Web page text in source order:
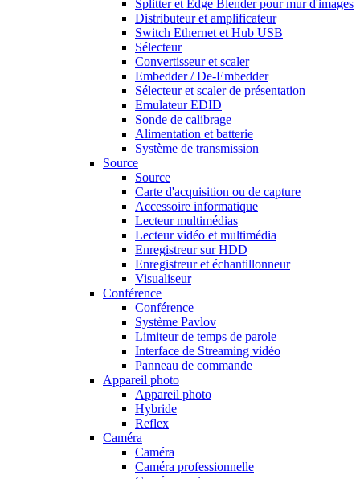
Splitter et Edge Blender pour mur d'images
Distributeur et amplificateur
Switch Ethernet et Hub USB
Sélecteur
Convertisseur et scaler
Embedder / De-Embedder
Sélecteur et scaler de présentation
Emulateur EDID
Sonde de calibrage
Alimentation et batterie
Système de transmission
Source
Source
Carte d'acquisition ou de capture
Accessoire informatique
Lecteur multimédias
Lecteur vidéo et multimédia
Enregistreur sur HDD
Enregistreur et échantillonneur
Visualiseur
Conférence
Conférence
Système Pavlov
Limiteur de temps de parole
Interface de Streaming vidéo
Panneau de commande
Appareil photo
Appareil photo
Hybride
Reflex
Caméra
Caméra
Caméra professionnelle